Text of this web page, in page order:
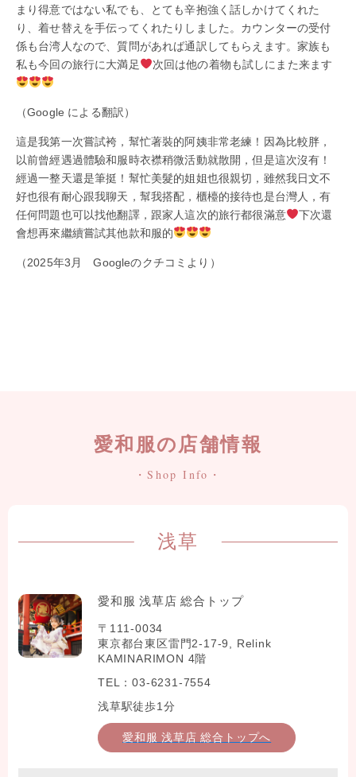
まり得意ではない私でも、とても辛抱強く話しかけてくれた
り、着せ替えを手伝ってくれたりしました。カウンターの受付
係も台湾人なので、質問があれば通訳してもらえます。家族も
私も今回の旅行に大満足
次回は他の着物も試しにまた来ます
（Google による翻訳）
這是我第一次嘗試袴，幫忙著裝的阿姨非常老練！因為比較胖，
以前曾經遇過體驗和服時衣襟稍微活動就散開，但是這次沒有！
經過一整天還是筆挺！幫忙美髮的姐姐也很親切，雖然我日文不
好也很有耐心跟我聊天，幫我搭配，櫃檯的接待也是台灣人，有
任何問題也可以找他翻譯，跟家人這次的旅行都很滿意
下次還
會想再來繼續嘗試其他款和服的
（2025年3月 Googleのクチコミより）
愛和服の店舗情報
・Shop Info・
浅草
愛和服 浅草店 総合トップ
〒111-0034
東京都台東区雷門2-17-9, Relink
KAMINARIMON 4階
TEL：03-6231-7554
浅草駅徒歩1分
愛和服 浅草店 総合トップへ